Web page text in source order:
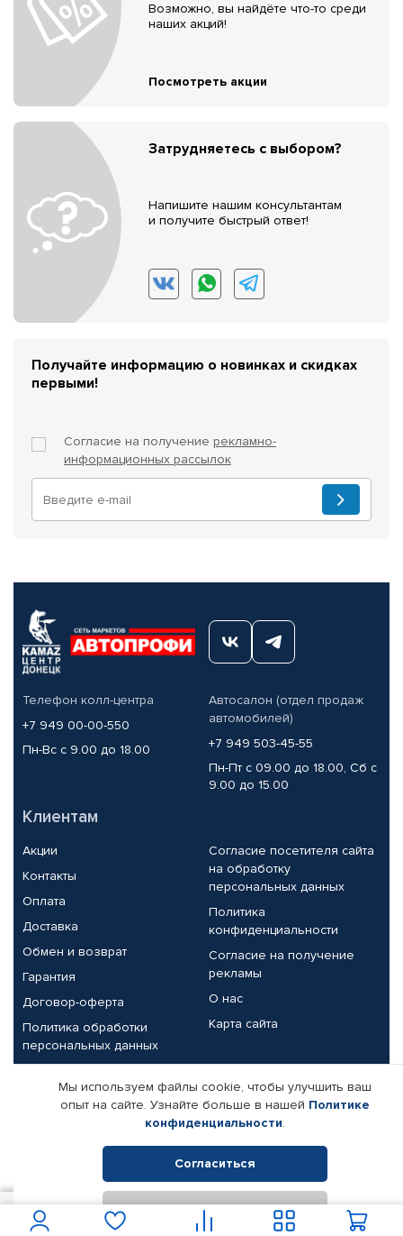
Возможно, вы найдёте что-то среди
наших акций!
Посмотреть акции
Затрудняетесь с выбором?
Напишите нашим консультантам
и получите быстрый ответ!
Получайте информацию о новинках и скидках
первыми!
Согласие на получение рекламно-
информационных рассылок
Телефон колл-центра
+7 949 00-00-550
Пн-Вс с 9.00 до 18.00
Автосалон (отдел продаж
автомобилей)
+7 949 503-45-55
Пн-Пт с 09.00 до 18.00, Сб с
9.00 до 15.00
Клиентам
Акции
Контакты
Оплата
Доставка
Обмен и возврат
Гарантия
Договор-оферта
Политика обработки
персональных данных
Согласие посетителя сайта
на обработку
персональных данных
Политика
конфиденциальности
Согласие на получение
рекламы
О нас
Карта сайта
Партнерам
Корпоративным клиентам
Поставщикам
Реквизиты компании
© КАМАЗ ЦЕНТР ДОНЕЦК, 2015-2026. Все права защищены.
Интернет-магазин автомобильных товаров Автопрофи.
Мы используем файлы cookie, чтобы улучшить ваш
опыт на сайте. Узнайте больше в нашей Политике
конфиденциальности.
Согласиться
Отклонить
В корзину